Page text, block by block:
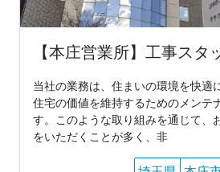
【本庄営業所】工事スタ
当社の業務は、住まいの環境を快適
住宅の価値を維持するためのメンテ
す。このような取り組みを通じて、
をいただくことが多く、非